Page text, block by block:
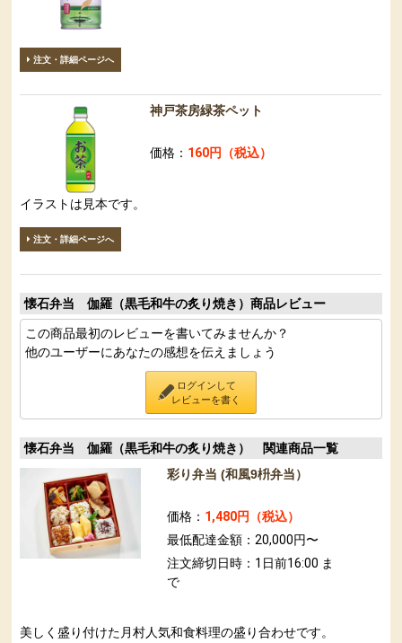
注文・詳細ページへ
神戸茶房緑茶ペット
価格： 160円（税込）
イラストは見本です。
注文・詳細ページへ
懐石弁当 伽羅（黒毛和牛の炙り焼き）商品レビュー
この商品最初のレビューを書いてみませんか？
他のユーザーにあなたの感想を伝えましょう
ログインして
レビューを書く
懐石弁当 伽羅（黒毛和牛の炙り焼き） 関連商品一覧
彩り弁当 (和風9枡弁当）
価格： 1,480円（税込）
最低配達金額：20,000円〜
注文締切日時：1日前16:00 ま
で
美しく盛り付けた月村人気和食料理の盛り合わせです。